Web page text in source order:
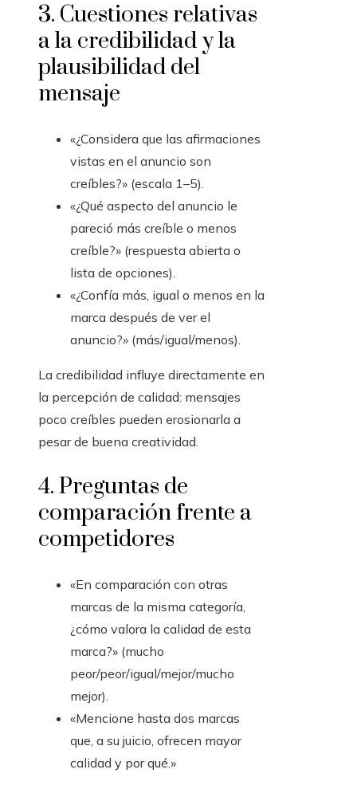
3. Cuestiones relativas
a la credibilidad y la
plausibilidad del
mensaje
«¿Considera que las afirmaciones
vistas en el anuncio son
creíbles?» (escala 1–5).
«¿Qué aspecto del anuncio le
pareció más creíble o menos
creíble?» (respuesta abierta o
lista de opciones).
«¿Confía más, igual o menos en la
marca después de ver el
anuncio?» (más/igual/menos).
La credibilidad influye directamente en
la percepción de calidad: mensajes
poco creíbles pueden erosionarla a
pesar de buena creatividad.
4. Preguntas de
comparación frente a
competidores
«En comparación con otras
marcas de la misma categoría,
¿cómo valora la calidad de esta
marca?» (mucho
peor/peor/igual/mejor/mucho
mejor).
«Mencione hasta dos marcas
que, a su juicio, ofrecen mayor
calidad y por qué.»